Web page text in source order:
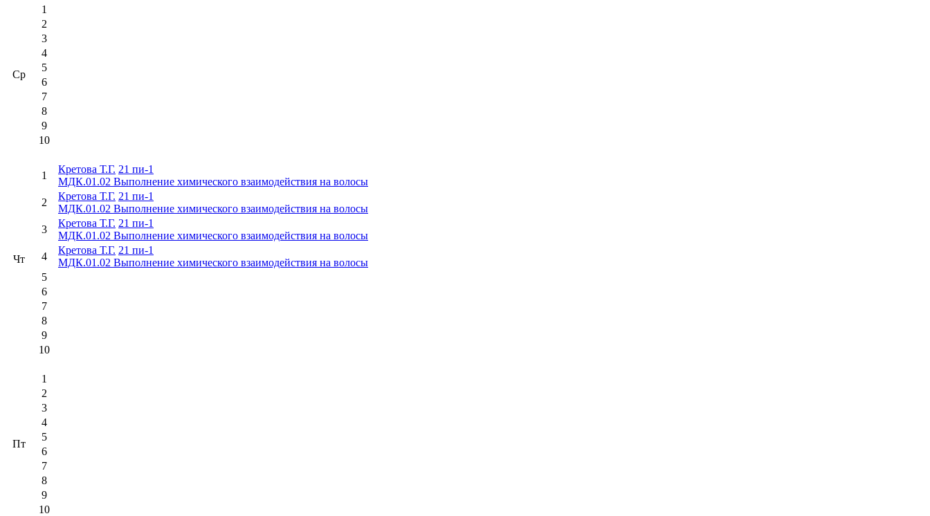
Ср
1
2
3
4
5
6
7
8
9
10
Чт
1
Кретова Т.Г. 21 пи-1
МДК.01.02 Выполнение химического взаимодействия на волосы
2
Кретова Т.Г. 21 пи-1
МДК.01.02 Выполнение химического взаимодействия на волосы
3
Кретова Т.Г. 21 пи-1
МДК.01.02 Выполнение химического взаимодействия на волосы
4
Кретова Т.Г. 21 пи-1
МДК.01.02 Выполнение химического взаимодействия на волосы
5
6
7
8
9
10
Пт
1
2
3
4
5
6
7
8
9
10